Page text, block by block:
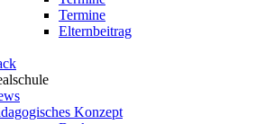
Termine
Elternbeitrag
Konzept